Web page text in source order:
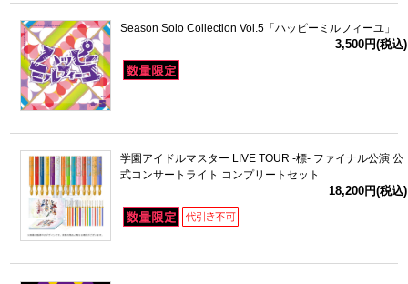
Season Solo Collection Vol.5「ハッピーミルフィーユ」
3,500円(税込)
学園アイドルマスター LIVE TOUR -標- ファイナル公演 公
式コンサートライト コンプリートセット
18,200円(税込)